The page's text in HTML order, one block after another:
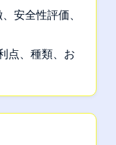
安全性評価、
点、種類、お